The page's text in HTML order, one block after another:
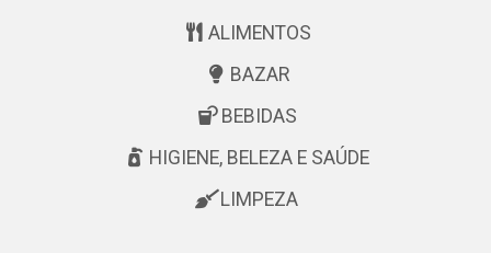
ALIMENTOS
BAZAR
BEBIDAS
HIGIENE, BELEZA E SAÚDE
LIMPEZA